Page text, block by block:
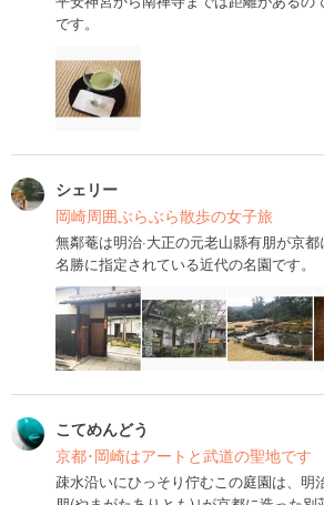
です。
シェリー
岡崎周囲ぶらぶら散歩の女子旅
無鄰菴は明治·大正の元老山縣有朋が京
名勝に指定されている近代の名園です。
こてめんどう
京都･岡崎はアートと武道の聖地です
疎水沿いにひっそり佇むこの庭園は、明